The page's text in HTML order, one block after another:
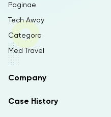
Paginae
Tech Away
Categora
Med Travel
Company
Case History